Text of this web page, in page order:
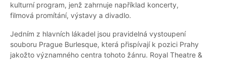
kulturní program, jenž zahrnuje například koncerty,
filmová promítání, výstavy a divadlo.
Jedním z hlavních lákadel jsou pravidelná vystoupení
souboru Prague Burlesque, která přispívají k pozici Prahy
jakožto významného centra tohoto žánru. Royal Theatre &